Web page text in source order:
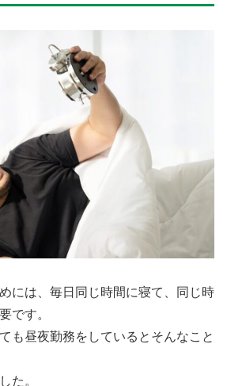
には、毎日同じ時間に寝て、同じ時
です。
も昼夜勤務をしているとそんなこと
た。